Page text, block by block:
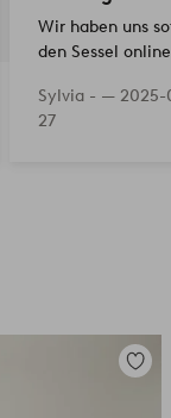
Wir haben uns
den Sessel
Lieferung war
erfreulich.
Sylvia - — 2025-
27
Zu